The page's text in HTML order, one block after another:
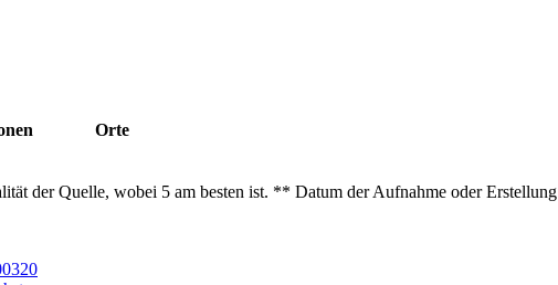
Orte
der Quelle, wobei 5 am besten ist. ** Datum der Aufnahme oder Erstellung